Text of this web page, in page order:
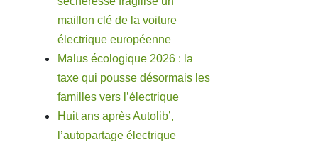
maillon clé de la voiture
électrique européenne
Malus écologique 2026 : la
taxe qui pousse désormais les
familles vers l’électrique
Huit ans après Autolib’,
l’autopartage électrique